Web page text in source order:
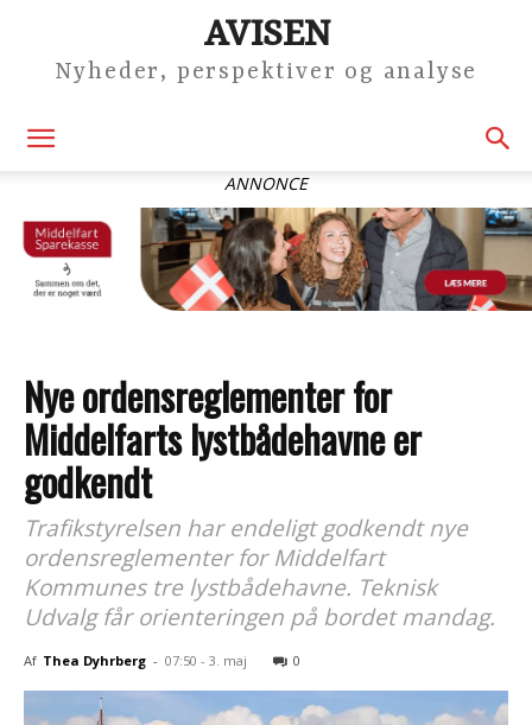
AVISEN
Nyheder, perspektiver og analyse
ANNONCE
Nye ordensreglementer for
Middelfarts lystbådehavne er
godkendt
Trafikstyrelsen har endeligt godkendt nye
ordensreglementer for Middelfart
Kommunes tre lystbådehavne. Teknisk
Udvalg får orienteringen på bordet mandag.
Af Thea Dyhrberg - 07:50 - 3. maj 0